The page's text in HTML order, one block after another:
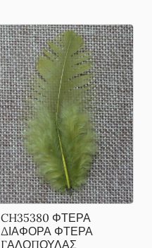
CH35380 ΦΤΕΡΑ
ΔΙΑΦΟΡΑ ΦΤΕΡΑ
ΓΑΛΟΠΟΥΛΑΣ